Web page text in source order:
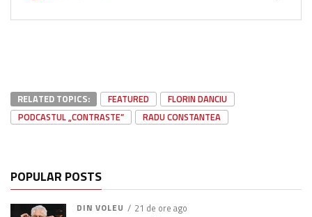
RELATED TOPICS: FEATURED
FLORIN DANCIU
PODCASTUL „CONTRASTE”
RADU CONSTANTEA
POPULAR POSTS
DIN VOLEU 21 de ore ago